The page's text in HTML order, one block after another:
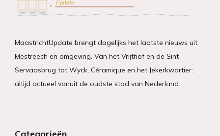
MaastrichtUpdate brengt dagelijks het laatste nieuws uit
Mestreech en omgeving. Van het Vrijthof en de Sint
Servaasbrug tot Wyck, Céramique en het Jekerkwartier:
altijd actueel vanuit de oudste stad van Nederland.